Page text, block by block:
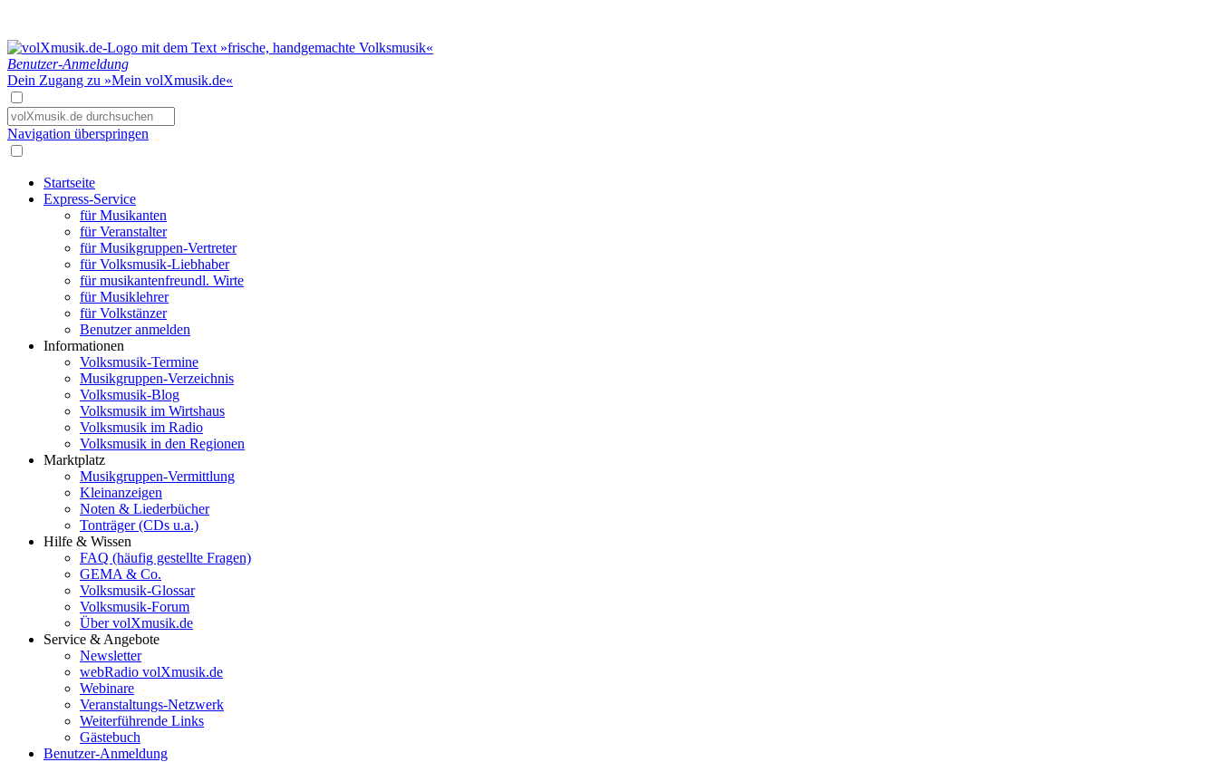
Benutzer-Anmeldung
Dein Zugang zu »Mein volXmusik.de«
Navigation überspringen
Startseite
Express-Service
für Musikanten
für Veranstalter
für Musikgruppen-Vertreter
für Volksmusik-Liebhaber
für musikantenfreundl. Wirte
für Musiklehrer
für Volkstänzer
Benutzer anmelden
Informationen
Volksmusik-Termine
Musikgruppen-Verzeichnis
Volksmusik-Blog
Volksmusik im Wirtshaus
Volksmusik im Radio
Volksmusik in den Regionen
Marktplatz
Musikgruppen-Vermittlung
Kleinanzeigen
Noten & Liederbücher
Tonträger (CDs u.a.)
Hilfe & Wissen
FAQ (häufig gestellte Fragen)
GEMA & Co.
Volksmusik-Glossar
Volksmusik-Forum
Über volXmusik.de
Service & Angebote
Newsletter
webRadio volXmusik.de
Webinare
Veranstaltungs-Netzwerk
Weiterführende Links
Gästebuch
Benutzer-Anmeldung